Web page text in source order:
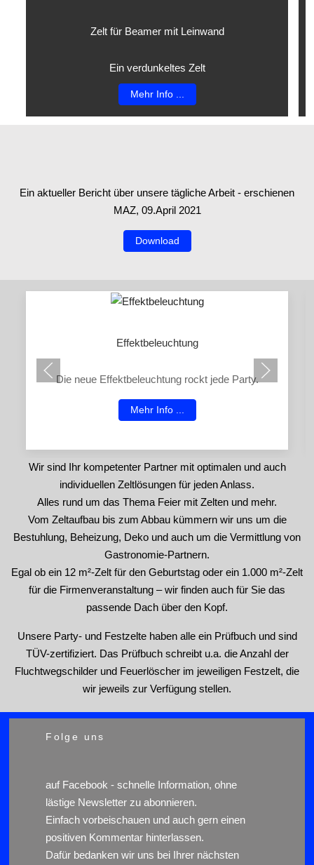
Zelt für Beamer mit Leinwand
Ein verdunkeltes Zelt
Mehr Info ...
Ein aktueller Bericht über unsere tägliche Arbeit - erschienen
MAZ, 09.April 2021
Download
Effektbeleuchtung
Die neue Effektbeleuchtung rockt jede Party.
Mehr Info ...
Wir sind Ihr kompetenter Partner mit optimalen und auch
individuellen Zeltlösungen für jeden Anlass.
Alles rund um das Thema Feier mit Zelten und mehr.
Vom Zeltaufbau bis zum Abbau kümmern wir uns um die
Bestuhlung, Beheizung, Deko und auch um die Vermittlung von
Gastronomie-Partnern.
Egal ob ein 12 m²-Zelt für den Geburtstag oder ein 1.000 m²-Zelt
für die Firmenveranstaltung – wir finden auch für Sie das
passende Dach über den Kopf.
Unsere Party- und Festzelte haben alle ein Prüfbuch und sind
TÜV-zertifiziert. Das Prüfbuch schreibt u.a. die Anzahl der
Fluchtwegschilder und Feuerlöscher im jeweiligen Festzelt, die
wir jeweils zur Verfügung stellen.
Folge uns
auf Facebook - schnelle Information, ohne
lästige Newsletter zu abonnieren.
Einfach vorbeischauen und auch gern einen
positiven Kommentar hinterlassen.
Dafür bedanken wir uns bei Ihrer nächsten